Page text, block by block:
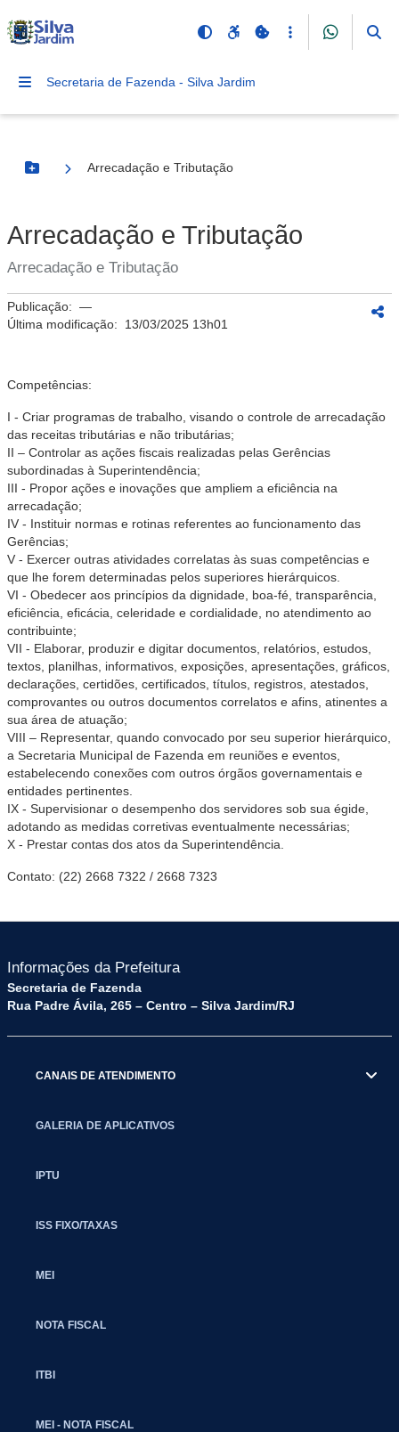
Secretaria de Fazenda - Silva Jardim
Botão Menu
Arrecadação e Tributação
Arrecadação e Tributação
Arrecadação e Tributação
Publicação: —
Última modificação: 13/03/2025 13h01
Competências:
I - Criar programas de trabalho, visando o controle de arrecadação
das receitas tributárias e não tributárias;
II – Controlar as ações fiscais realizadas pelas Gerências
subordinadas à Superintendência;
III - Propor ações e inovações que ampliem a eficiência na
arrecadação;
IV - Instituir normas e rotinas referentes ao funcionamento das
Gerências;
V - Exercer outras atividades correlatas às suas competências e
que lhe forem determinadas pelos superiores hierárquicos.
VI - Obedecer aos princípios da dignidade, boa-fé, transparência,
eficiência, eficácia, celeridade e cordialidade, no atendimento ao
contribuinte;
VII - Elaborar, produzir e digitar documentos, relatórios, estudos,
textos, planilhas, informativos, exposições, apresentações, gráficos,
declarações, certidões, certificados, títulos, registros, atestados,
comprovantes ou outros documentos correlatos e afins, atinentes a
sua área de atuação;
VIII – Representar, quando convocado por seu superior hierárquico,
a Secretaria Municipal de Fazenda em reuniões e eventos,
estabelecendo conexões com outros órgãos governamentais e
entidades pertinentes.
IX - Supervisionar o desempenho dos servidores sob sua égide,
adotando as medidas corretivas eventualmente necessárias;
X - Prestar contas dos atos da Superintendência.
Contato: (22) 2668 7322 / 2668 7323
Informações da Prefeitura
Secretaria de Fazenda
Rua Padre Ávila, 265 – Centro – Silva Jardim/RJ
CANAIS DE ATENDIMENTO
GALERIA DE APLICATIVOS
IPTU
ISS FIXO/TAXAS
MEI
NOTA FISCAL
ITBI
MEI - NOTA FISCAL